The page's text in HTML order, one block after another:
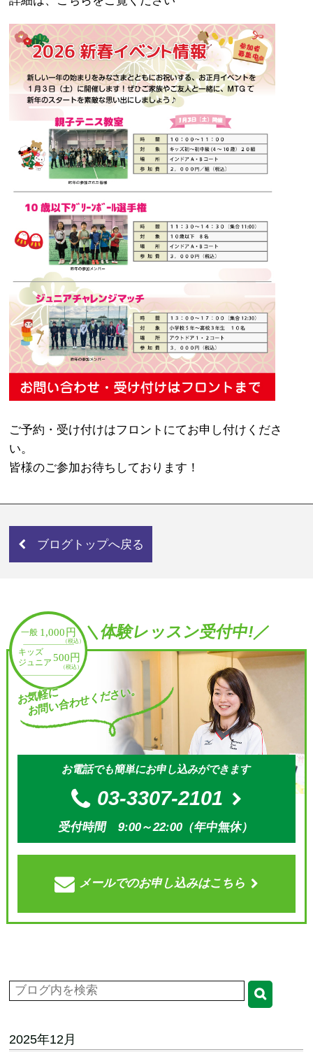
ご予約・受け付けはフロントにてお申し付けくださ
い。
皆様のご参加お待ちしております！
ブログトップへ戻る
＼体験レッスン受付中!／
お気軽に
お問い合わせください。
お電話でも簡単にお申し込みができます
03-3307-2101
受付時間 9:00～22:00（年中無休）
メールでのお申し込みはこちら
2025年12月